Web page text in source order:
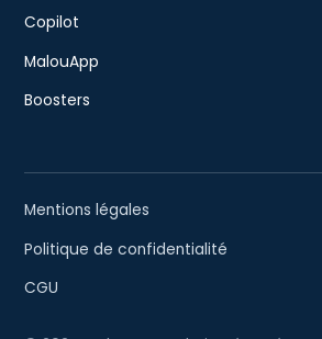
Copilot
MalouApp
Boosters
Mentions légales
Politique de confidentialité
CGU